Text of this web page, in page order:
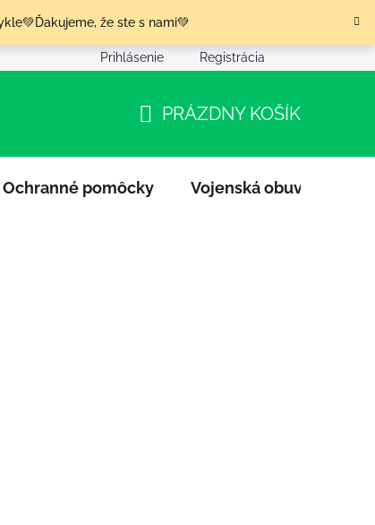
že ste s nami💚
Podmienky ochrany osobných údajov
Prihlásenie Registrácia
KOŠÍK
PRÁZDNY KOŠÍK
Ochranné pomôcky Vojenská obuv